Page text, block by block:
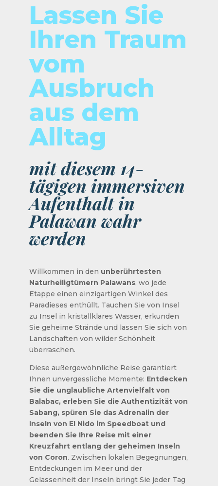
Lassen Sie
Ihren Traum
vom
Ausbruch
aus dem
Alltag
mit diesem 14-
tägigen immersiven
Aufenthalt in
Palawan wahr
werden
Willkommen in den unberührtesten
Naturheiligtümern Palawans, wo jede
Etappe einen einzigartigen Winkel des
Paradieses enthüllt. Tauchen Sie von Insel
zu Insel in kristallklares Wasser, erkunden
Sie geheime Strände und lassen Sie sich von
Landschaften von wilder Schönheit
überraschen.
Diese außergewöhnliche Reise garantiert
Ihnen unvergessliche Momente: Entdecken
Sie die unglaubliche Artenvielfalt von
Balabac, erleben Sie die Authentizität von
Sabang, spüren Sie das Adrenalin der
Inseln von El Nido im Speedboat und
beenden Sie Ihre Reise mit einer
Kreuzfahrt entlang der geheimen Inseln
von Coron. Zwischen lokalen Begegnungen,
Entdeckungen im Meer und der
Gelassenheit der Inseln bringt Sie jeder Tag